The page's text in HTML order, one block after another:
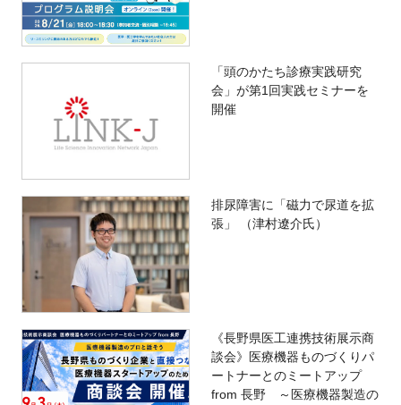
「頭のかたち診療実践研究
会」が第1回実践セミナーを
開催
排尿障害に「磁力で尿道を拡
張」 （津村遼介氏）
《長野県医工連携技術展示商
談会》医療機器ものづくりパ
ートナーとのミートアップ
from 長野 ～医療機器製造の